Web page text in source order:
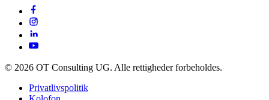
© 2026 OT Consulting UG. Alle rettigheder forbeholdes.
Privatlivspolitik